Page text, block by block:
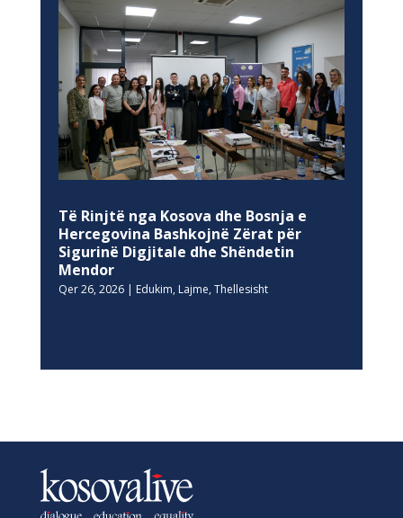
Të Rinjtë nga Kosova dhe Bosnja e
Hercegovina Bashkojnë Zërat për
Sigurinë Digjitale dhe Shëndetin
Mendor
Qer 26, 2026| Edukim, Lajme, Thellesisht